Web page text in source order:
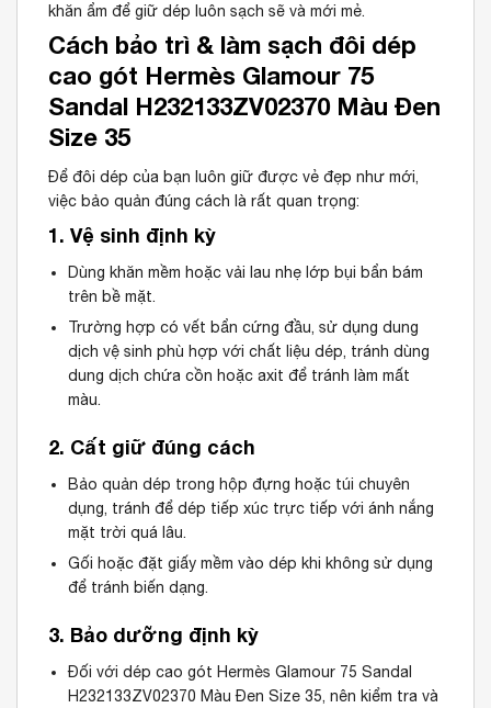
khăn ẩm để giữ dép luôn sạch sẽ và mới mẻ.
Cách bảo trì & làm sạch đôi dép
cao gót Hermès Glamour 75
Sandal H232133ZV02370 Màu Đen
Size 35
Để đôi dép của bạn luôn giữ được vẻ đẹp như mới,
việc bảo quản đúng cách là rất quan trọng:
1. Vệ sinh định kỳ
Dùng khăn mềm hoặc vải lau nhẹ lớp bụi bẩn bám
trên bề mặt.
Trường hợp có vết bẩn cứng đầu, sử dụng dung
dịch vệ sinh phù hợp với chất liệu dép, tránh dùng
dung dịch chứa cồn hoặc axit để tránh làm mất
màu.
2. Cất giữ đúng cách
Bảo quản dép trong hộp đựng hoặc túi chuyên
dụng, tránh để dép tiếp xúc trực tiếp với ánh nắng
mặt trời quá lâu.
Gối hoặc đặt giấy mềm vào dép khi không sử dụng
để tránh biến dạng.
3. Bảo dưỡng định kỳ
Đối với dép cao gót Hermès Glamour 75 Sandal
H232133ZV02370 Màu Đen Size 35, nên kiểm tra và